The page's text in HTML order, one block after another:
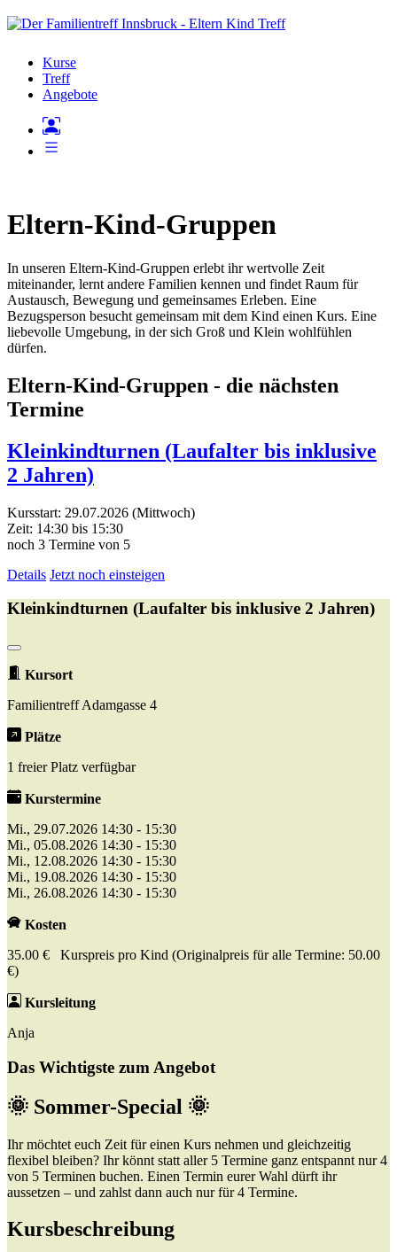
Kurse
Treff
Angebote
Eltern-Kind-Gruppen
In unseren Eltern-Kind-Gruppen erlebt ihr wertvolle Zeit
miteinander, lernt andere Familien kennen und findet Raum für
Austausch, Bewegung und gemeinsames Erleben. Eine
Bezugsperson besucht gemeinsam mit dem Kind einen Kurs. Eine
liebevolle Umgebung, in der sich Groß und Klein wohlfühlen
dürfen.
Eltern-Kind-Gruppen - die nächsten
Termine
Kleinkindturnen (Laufalter bis inklusive
2 Jahren)
Kursstart: 29.07.2026 (Mittwoch)
Zeit: 14:30 bis 15:30
noch 3 Termine von 5
Details Jetzt noch einsteigen
Kleinkindturnen (Laufalter bis inklusive 2 Jahren)
Kursort
Familientreff Adamgasse 4
Plätze
1 freier Platz verfügbar
Kurstermine
Mi., 29.07.2026 14:30 - 15:30
Mi., 05.08.2026 14:30 - 15:30
Mi., 12.08.2026 14:30 - 15:30
Mi., 19.08.2026 14:30 - 15:30
Mi., 26.08.2026 14:30 - 15:30
Kosten
35.00 € Kurspreis pro Kind (Originalpreis für alle Termine: 50.00
€)
Kursleitung
Anja
Das Wichtigste zum Angebot
🌞 Sommer-Special 🌞
Ihr möchtet euch Zeit für einen Kurs nehmen und gleichzeitig
flexibel bleiben? Ihr könnt statt aller 5 Termine ganz entspannt nur 4
von 5 Terminen buchen. Einen Termin eurer Wahl dürft ihr
aussetzen – und zahlst dann auch nur für 4 Termine.
Kursbeschreibung